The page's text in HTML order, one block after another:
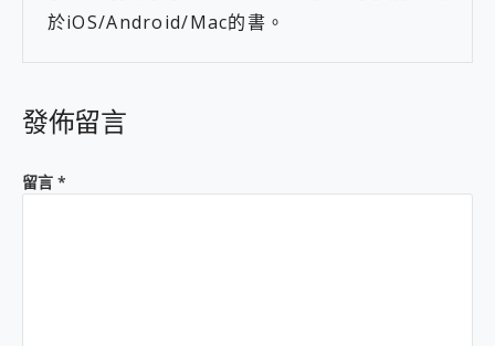
於iOS/Android/Mac的書。
發佈留言
留言 *